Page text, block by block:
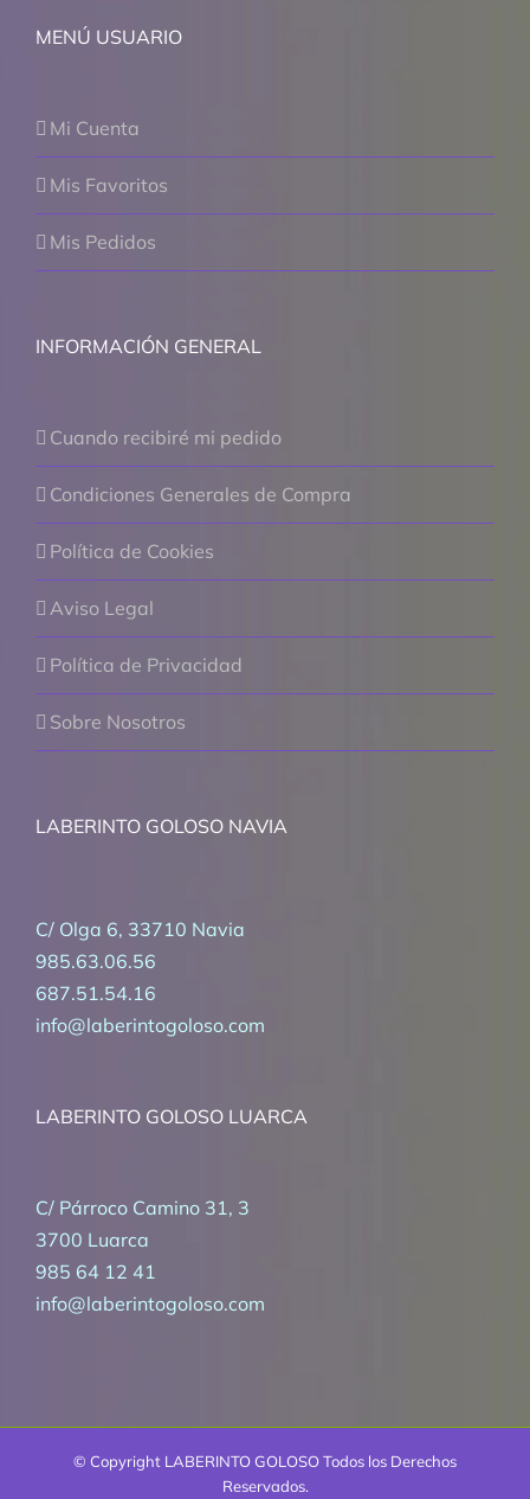
MENÚ USUARIO
Mi Cuenta
Mis Favoritos
Mis Pedidos
INFORMACIÓN GENERAL
Cuando recibiré mi pedido
Condiciones Generales de Compra
Política de Cookies
Aviso Legal
Política de Privacidad
Sobre Nosotros
LABERINTO GOLOSO NAVIA
C/ Olga 6, 33710 Navia
985.63.06.56
687.51.54.16
info@laberintogoloso.com
LABERINTO GOLOSO LUARCA
C/ Párroco Camino 31, 3
3700 Luarca
985 64 12 41
info@laberintogoloso.com
© Copyright LABERINTO GOLOSO Todos los Derechos
Reservados.